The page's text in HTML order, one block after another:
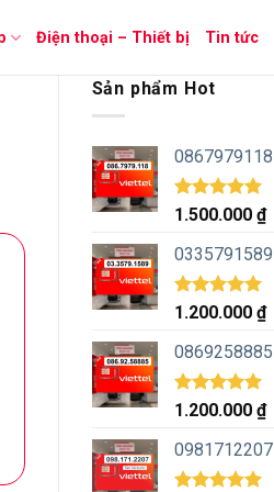
Điện thoại – Thiết bị Tin tức
Sản phẩm Hot
0867979118
Được xếp
5 sao
1.500.000 ₫
0335791589
Được xếp
5 sao
1.200.000 ₫
0869258885
Được xếp
5 sao
1.200.000 ₫
0981712207